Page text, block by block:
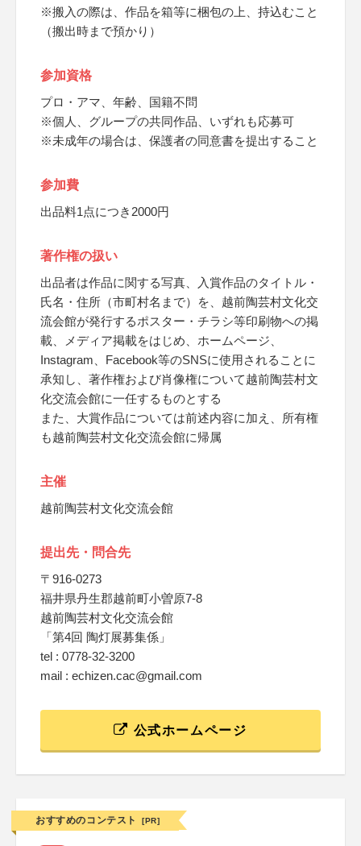
※搬入の際は、作品を箱等に梱包の上、持込むこと
（搬出時まで預かり）
参加資格
プロ・アマ、年齢、国籍不問
※個人、グループの共同作品、いずれも応募可
※未成年の場合は、保護者の同意書を提出すること
参加費
出品料1点につき2000円
著作権の扱い
出品者は作品に関する写真、入賞作品のタイトル・
氏名・住所（市町村名まで）を、越前陶芸村文化交
流会館が発行するポスター・チラシ等印刷物への掲
載、メディア掲載をはじめ、ホームページ、
Instagram、Facebook等のSNSに使用されることに
承知し、著作権および肖像権について越前陶芸村文
化交流会館に一任するものとする
また、大賞作品については前述内容に加え、所有権
も越前陶芸村文化交流会館に帰属
主催
越前陶芸村文化交流会館
提出先・問合先
〒916-0273
福井県丹生郡越前町小曽原7-8
越前陶芸村文化交流会館
「第4回 陶灯展募集係」
tel : 0778-32-3200
mail : echizen.cac@gmail.com
公式ホームページ
おすすめのコンテスト [PR]